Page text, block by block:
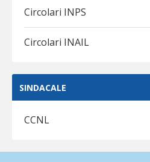
Circolari INPS
Circolari INAIL
SINDACALE
CCNL